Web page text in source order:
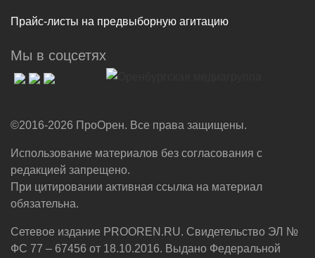
Прайс-листы на предвыборную агитацию
Мы в соцсетях
©2016-2026 ПроОрен. Все права защищены.
Использование материалов без согласования с
редакцией запрещено.
При цитировании активная ссылка на материал
обязательна.
Сетевое издание PROOREN.RU. Свидетельство ЭЛ №
ФС 77 – 67456 от 18.10.2016. Выдано Федеральной